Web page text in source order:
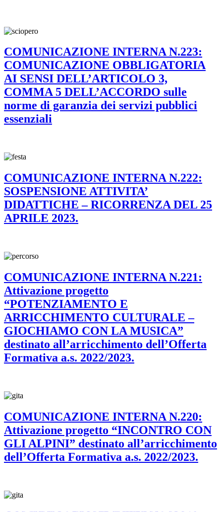
COMUNICAZIONE INTERNA N.223:
COMUNICAZIONE OBBLIGATORIA
AI SENSI DELL’ARTICOLO 3,
COMMA 5 DELL’ACCORDO sulle
norme di garanzia dei servizi pubblici
essenziali
COMUNICAZIONE INTERNA N.222:
SOSPENSIONE ATTIVITA’
DIDATTICHE – RICORRENZA DEL 25
APRILE 2023.
COMUNICAZIONE INTERNA N.221:
Attivazione progetto
“POTENZIAMENTO E
ARRICCHIMENTO CULTURALE –
GIOCHIAMO CON LA MUSICA”
destinato all’arricchimento dell’Offerta
Formativa a.s. 2022/2023.
COMUNICAZIONE INTERNA N.220:
Attivazione progetto “INCONTRO CON
GLI ALPINI” destinato all’arricchimento
dell’Offerta Formativa a.s. 2022/2023.